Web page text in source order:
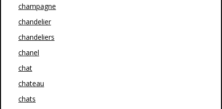
champagne
chandelier
chandeliers
chanel
chat
chateau
chats